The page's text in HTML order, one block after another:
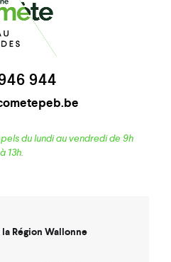
944
du lundi au vendredi de 9h
à 13h.
Région Wallonne